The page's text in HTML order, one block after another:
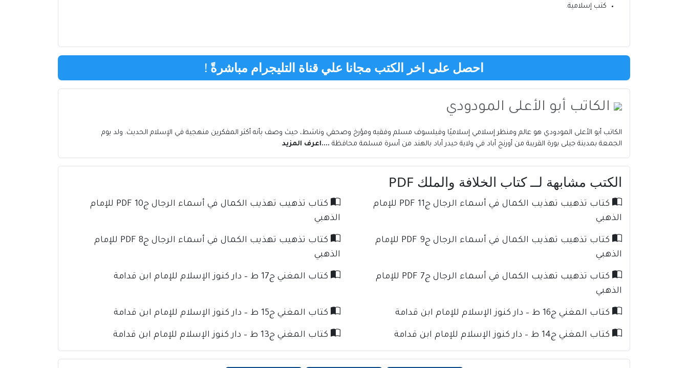
كتب إسلامية.
احصل على اخر الكتب مجانا علي قناة التليجرام مباشرةً !
الكاتب أبو الأعلى المودودي
الكاتب أبو الأعلى المودودي هو عالم ومنظر إسلامي إسلاميًا وفيلسوف مسلم وفقيه ومؤرخ وصحفي وناشط، حيث وصف بأنه أكثر المفكرين منهجية في الإسلام الحديث. ولد يوم
الجمعة بمدينة جيلى بورة القريبة من أورنج أباد في ولاية حيدر أباد بالهند من أسرة مسلمة محافظة ....اعرف المزيد
الكتب مشابهة لــ كتاب الخلافة والملك PDF
كتاب تذهيب تهذيب الكمال في أسماء الرجال ج11 PDF للإمام
الذهبي
كتاب تذهيب تهذيب الكمال في أسماء الرجال ج10 PDF للإمام
الذهبي
كتاب تذهيب تهذيب الكمال في أسماء الرجال ج9 PDF للإمام
الذهبي
كتاب تذهيب تهذيب الكمال في أسماء الرجال ج8 PDF للإمام
الذهبي
كتاب تذهيب تهذيب الكمال في أسماء الرجال ج7 PDF للإمام
الذهبي
كتاب المغني ج17 ط – دار كنوز الإسلام للإمام ابن قدامة
كتاب المغني ج16 ط – دار كنوز الإسلام للإمام ابن قدامة كتاب المغني ج15 ط – دار كنوز الإسلام للإمام ابن قدامة
كتاب المغني ج14 ط – دار كنوز الإسلام للإمام ابن قدامة كتاب المغني ج13 ط – دار كنوز الإسلام للإمام ابن قدامة